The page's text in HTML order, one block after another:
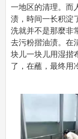
一地区的清理。而
渍，時间一长积淀
洗就并不是那麼非
去污粉揩油渍。在
块儿一块儿用湿揩
了，在蘸，最终用